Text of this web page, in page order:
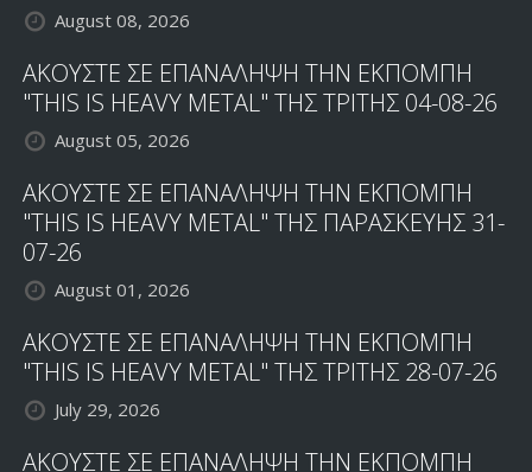
August 08, 2026
ΑΚΟΥΣΤΕ ΣΕ ΕΠΑΝΑΛΗΨΗ ΤΗΝ ΕΚΠΟΜΠΗ
"THIS IS HEAVY METAL" ΤΗΣ ΤΡΙΤΗΣ 04-08-26
August 05, 2026
ΑΚΟΥΣΤΕ ΣΕ ΕΠΑΝΑΛΗΨΗ ΤΗΝ ΕΚΠΟΜΠΗ
"THIS IS HEAVY METAL" ΤΗΣ ΠΑΡΑΣΚΕΥΗΣ 31-
07-26
August 01, 2026
ΑΚΟΥΣΤΕ ΣΕ ΕΠΑΝΑΛΗΨΗ ΤΗΝ ΕΚΠΟΜΠΗ
"THIS IS HEAVY METAL" ΤΗΣ ΤΡΙΤΗΣ 28-07-26
July 29, 2026
ΑΚΟΥΣΤΕ ΣΕ ΕΠΑΝΑΛΗΨΗ ΤΗΝ ΕΚΠΟΜΠΗ